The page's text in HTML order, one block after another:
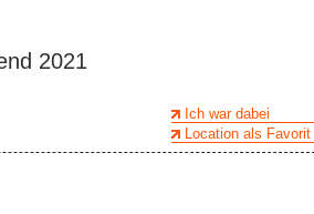
2021
Ich war dabei
Location als Favorit